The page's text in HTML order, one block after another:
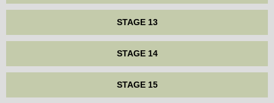
STAGE 13
STAGE 14
STAGE 15